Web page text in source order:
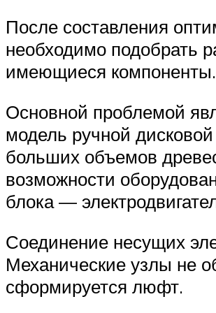
После составления
необходимо подобрать
имеющиеся компоненты.
Основной проблемой
модель ручной
больших объемов
возможности
блока —
Соединение несущих
Механические узлы не
сформируется люфт.